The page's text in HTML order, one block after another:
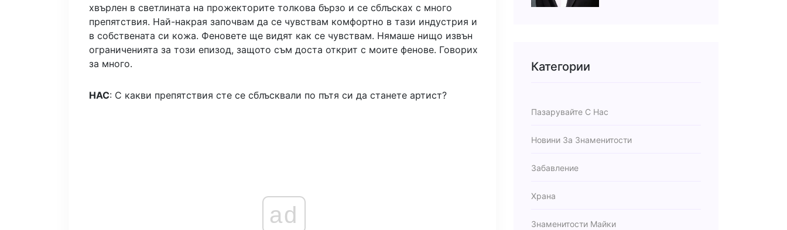
хвърлен в светлината на прожекторите толкова бързо и се сблъсках с много
препятствия. Най-накрая започвам да се чувствам комфортно в тази индустрия и
в собствената си кожа. Феновете ще видят как се чувствам. Нямаше нищо извън
ограниченията за този епизод, защото съм доста открит с моите фенове. Говорих
за много.
НАС: С какви препятствия сте се сблъсквали по пътя си да станете артист?
ad
Категории
Пазарувайте С Нас
Новини За Знаменитости
Забавление
Храна
Знаменитости Майки